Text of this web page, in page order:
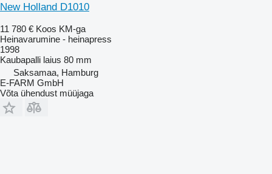
New Holland D1010
11 780 € Koos KM-ga
Heinavarumine - heinapress
1998
Kaubapalli laius 80 mm
Saksamaa, Hamburg
E-FARM GmbH
Võta ühendust müüjaga